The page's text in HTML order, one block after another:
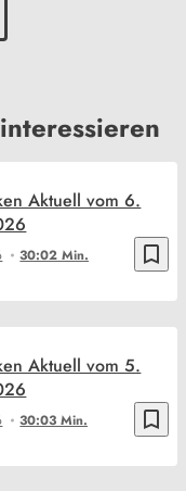
bookmark_border
30:02 Min.
Aktuell vom 6.
bookmark_border
30:03 Min.
Aktuell vom 5.